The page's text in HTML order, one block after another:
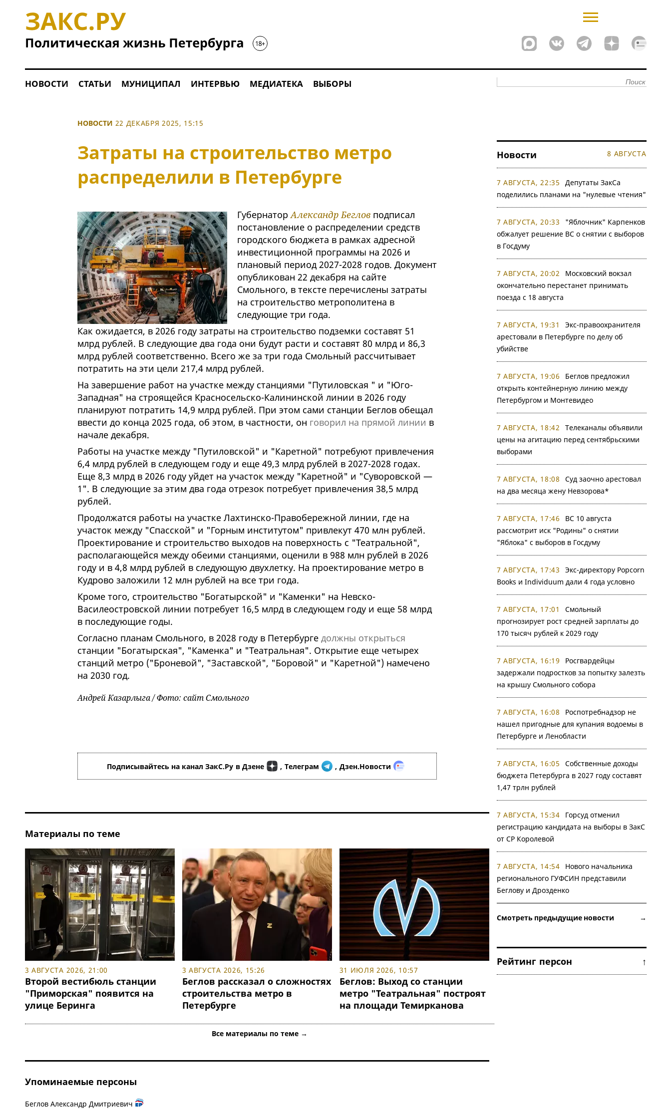
НОВОСТИ СТАТЬИ МУНИЦИПАЛ ИНТЕРВЬЮ МЕДИАТЕКА ВЫБОРЫ
НОВОСТИ 22 ДЕКАБРЯ 2025, 15:15
Затраты на строительство метро
распределили в Петербурге
ГубернаторАлександр Бегловподписал
постановление о распределении средств
городского бюджета в рамках адресной
инвестиционной программы на 2026 и
плановый период 2027-2028 годов. Документ
опубликован 22 декабря на сайте
Смольного, в тексте перечислены затраты
на строительство метрополитена в
следующие три года.
Как ожидается, в 2026 году затраты на строительство подземки составят 51
млрд рублей. В следующие два года они будут расти и составят 80 млрд и 86,3
млрд рублей соответственно. Всего же за три года Смольный рассчитывает
потратить на эти цели 217,4 млрд рублей.
На завершение работ на участке между станциями "Путиловская " и "Юго-
Западная" на строящейся Красносельско-Калининской линии в 2026 году
планируют потратить 14,9 млрд рублей. При этом сами станции Беглов обещал
ввести до конца 2025 года, об этом, в частности, он говорил на прямой линии в
начале декабря.
Работы на участке между "Путиловской" и "Каретной" потребуют привлечения
6,4 млрд рублей в следующем году и еще 49,3 млрд рублей в 2027-2028 годах.
Еще 8,3 млрд в 2026 году уйдет на участок между "Каретной" и "Суворовской —
1". В следующие за этим два года отрезок потребует привлечения 38,5 млрд
рублей.
Продолжатся работы на участке Лахтинско-Правобережной линии, где на
участок между "Спасской" и "Горным институтом" привлекут 470 млн рублей.
Проектирование и строительство выходов на поверхность с "Театральной",
располагающейся между обеими станциями, оценили в 988 млн рублей в 2026
году и в 4,8 млрд рублей в следующую двухлетку. На проектирование метро в
Кудрово заложили 12 млн рублей на все три года.
Кроме того, строительство "Богатырской" и "Каменки" на Невско-
Василеостровской линии потребует 16,5 млрд в следующем году и еще 58 млрд
в последующие годы.
Согласно планам Смольного, в 2028 году в Петербурге должны открыться
станции "Богатырская", "Каменка" и "Театральная". Открытие еще четырех
станций метро ("Броневой", "Заставской", "Боровой" и "Каретной") намечено
на 2030 год.
Андрей Казарлыга / Фото: сайт Смольного
Подписывайтесь на канал ЗакС.Ру в Дзене , Телеграм , Дзен.Новости
Материалы по теме
3 АВГУСТА 2026, 21:00
Второй вестибюль станции
"Приморская" появится на
улице Беринга
3 АВГУСТА 2026, 15:26
Беглов рассказал о сложностях
строительства метро в
Петербурге
31 ИЮЛЯ 2026, 10:57
Беглов: Выход со станции
метро "Театральная" построят
на площади Темирканова
Все материалы по теме →
Упоминаемые персоны
Беглов Александр Дмитриевич
Новости 8 АВГУСТА
7 АВГУСТА, 22:35
Депутаты ЗакСа
поделились планами на "нулевые чтения"
7 АВГУСТА, 20:33
"Яблочник" Карпенков
обжалует решение ВС о снятии с выборов
в Госдуму
7 АВГУСТА, 20:02
Московский вокзал
окончательно перестанет принимать
поезда с 18 августа
7 АВГУСТА, 19:31
Экс-правоохранителя
арестовали в Петербурге по делу об
убийстве
7 АВГУСТА, 19:06
Беглов предложил
открыть контейнерную линию между
Петербургом и Монтевидео
7 АВГУСТА, 18:42
Телеканалы объявили
цены на агитацию перед сентябрьскими
выборами
7 АВГУСТА, 18:08
Суд заочно арестовал
на два месяца жену Невзорова*
7 АВГУСТА, 17:46
ВС 10 августа
рассмотрит иск "Родины" о снятии
"Яблока" с выборов в Госдуму
7 АВГУСТА, 17:43
Экс-директору Popcorn
Books и Individuum дали 4 года условно
7 АВГУСТА, 17:01
Смольный
прогнозирует рост средней зарплаты до
170 тысяч рублей к 2029 году
7 АВГУСТА, 16:19
Росгвардейцы
задержали подростков за попытку залезть
на крышу Смольного собора
7 АВГУСТА, 16:08
Роспотребнадзор не
нашел пригодные для купания водоемы в
Петербурге и Ленобласти
7 АВГУСТА, 16:05
Собственные доходы
бюджета Петербурга в 2027 году составят
1,47 трлн рублей
7 АВГУСТА, 15:34
Горсуд отменил
регистрацию кандидата на выборы в ЗакС
от СР Королевой
7 АВГУСТА, 14:54
Нового начальника
регионального ГУФСИН представили
Беглову и Дрозденко
Смотреть предыдущие новости →
Рейтинг персон ↑